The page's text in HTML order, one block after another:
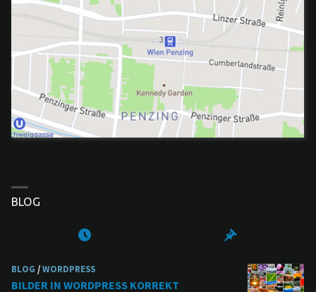
BLOG
BLOG /WORDPRESS
BILDER IN WORDPRESS KORREKT